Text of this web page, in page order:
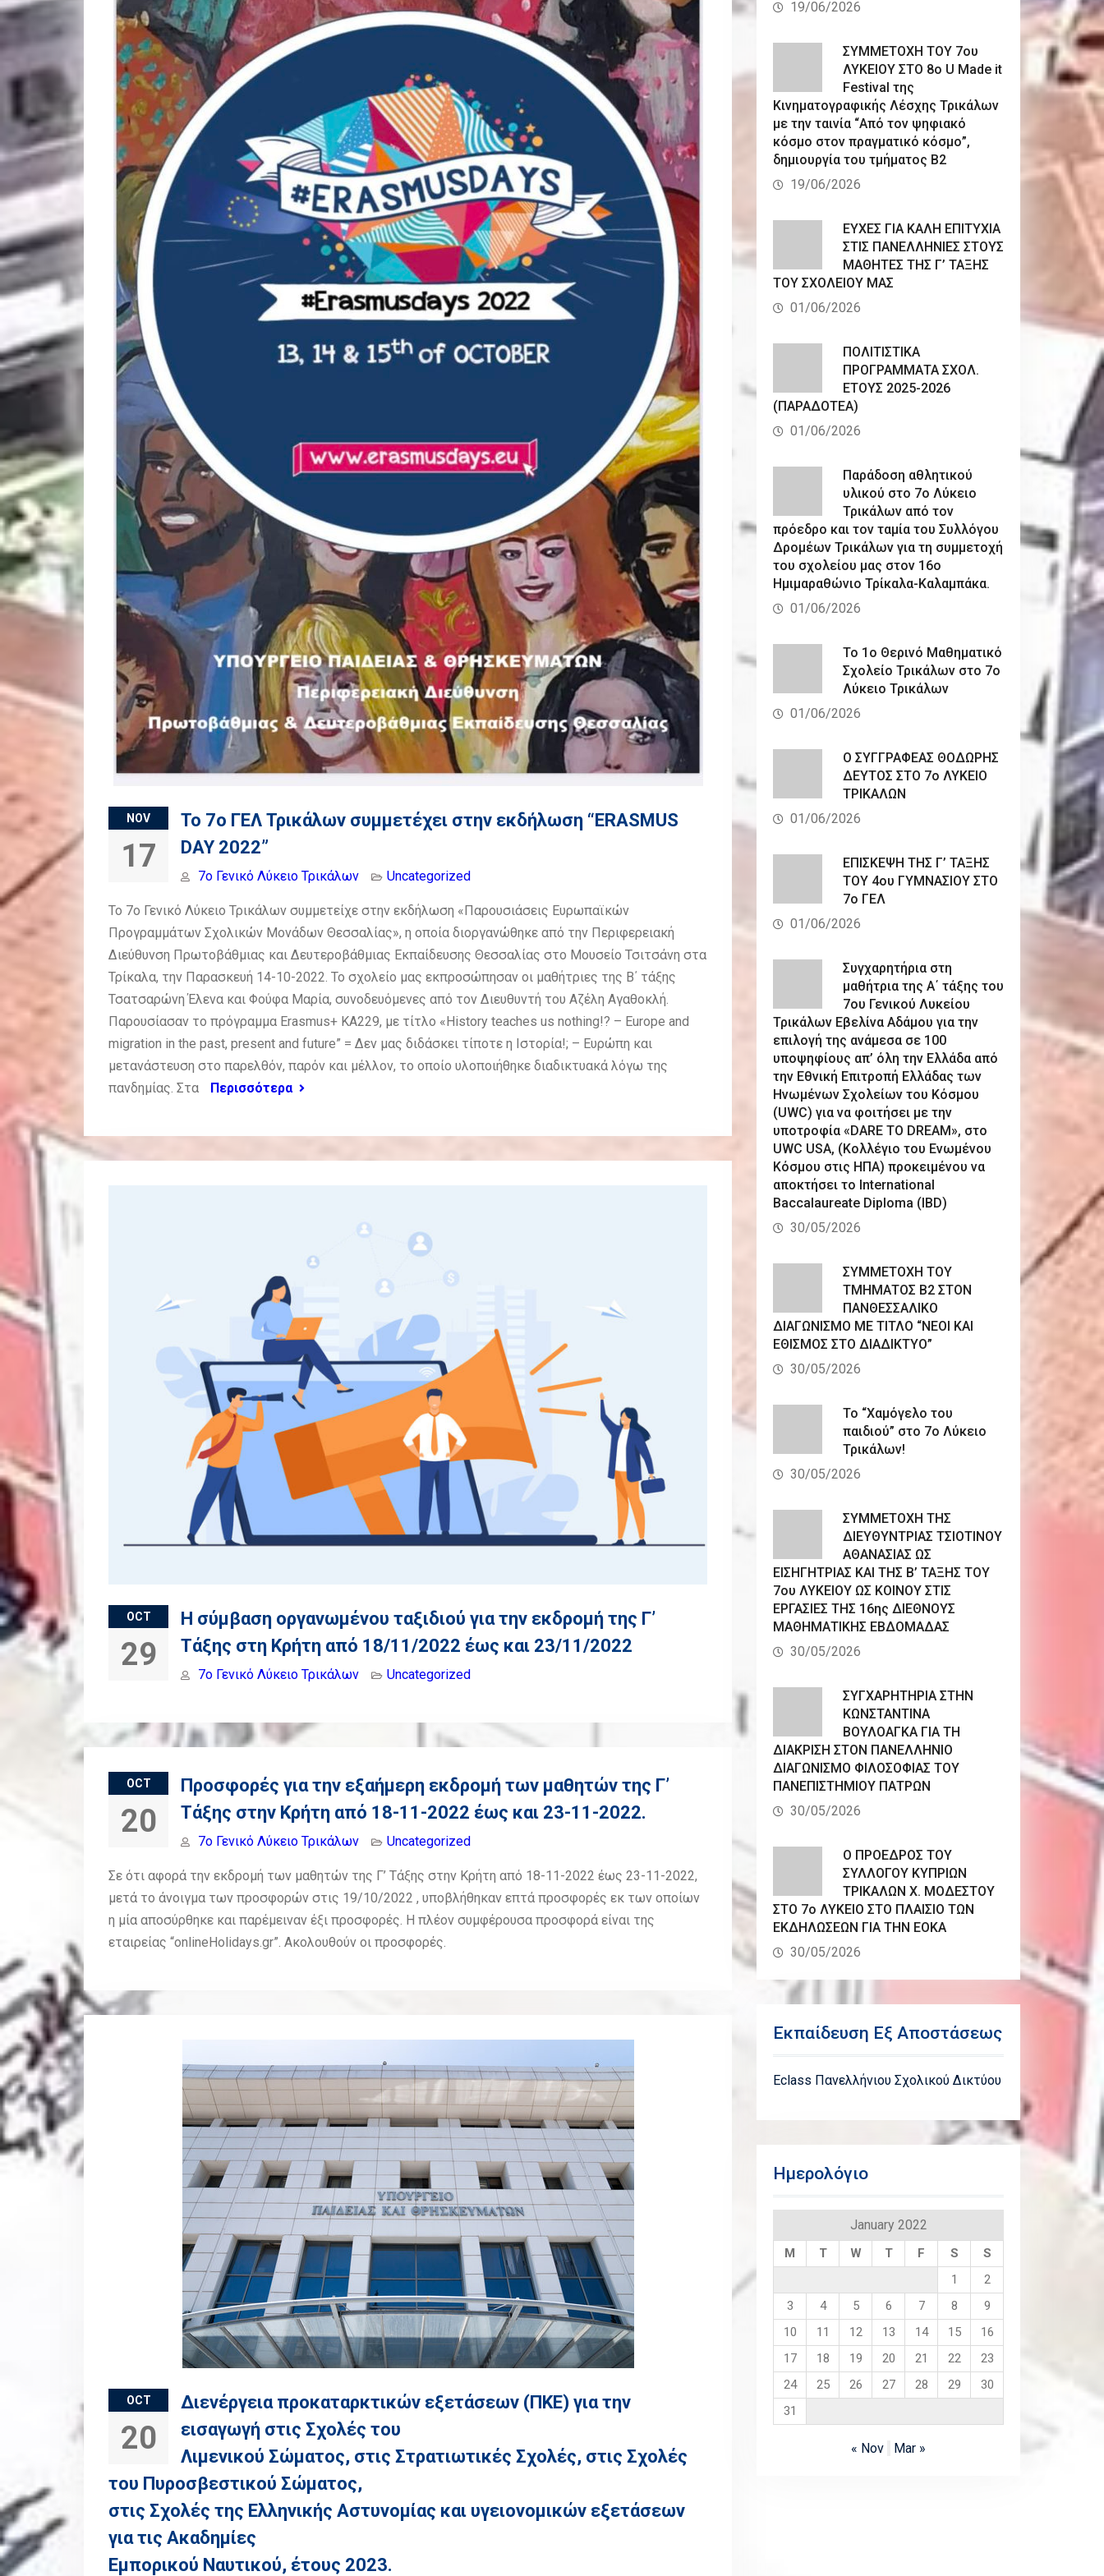
Το 1ο Θερινό
Μαθηματικό Σχολείο
Τρικάλων στο 7ο Λύκειο
Τρικάλων
Ο ΣΥΓΓΡΑΦΕΑΣ ΘΟΔΩΡΗΣ
ΔΕΥΤΟΣ ΣΤΟ 7ο ΛΥΚΕΙΟ
ΤΡΙΚΑΛΩΝ
ΕΠΙΣΚΕΨΗ ΤΗΣ Γ’ ΤΑΞΗΣ
ΤΟΥ 4ου ΓΥΜΝΑΣΙΟΥ ΣΤΟ
7ο ΓΕΛ
ΕΣΩΤΕΡΙΚΗ ΑΞΙΟΛΟΓΗΣΗ
7ου ΛΥΚΕΙΟΥ ΤΡΙΚΑΛΩΝ
ΣΧΟΛ. ΕΤΟΥΣ 2025-2026
(ΣΥΝΟΠΤΙΚΗ)
ΣΥΜΜΕΤΟΧΗ ΤΟΥ 7ου
ΛΥΚΕΙΟΥ ΣΤΟ 8ο U Made it
Festival της
Κινηματογραφικής
Λέσχης Τρικάλων με την
ταινία “Από τον
ψηφιακό κόσμο στον
πραγματικό κόσμο”,
δημιουργία του
τμήματος Β2
NOV
17
Το 7ο ΓΕΛ Τρικάλων συμμετέχει στην εκδήλωση “ERASMUS
DAY 2022”
7o Γενικό Λύκειο Τρικάλων Uncategorized
Το 7ο Γενικό Λύκειο Τρικάλων συμμετείχε στην εκδήλωση «Παρουσιάσεις Ευρωπαϊκών
Προγραμμάτων Σχολικών Μονάδων Θεσσαλίας», η οποία διοργανώθηκε από την Περιφερειακή
Διεύθυνση Πρωτοβάθμιας και Δευτεροβάθμιας Εκπαίδευσης Θεσσαλίας στο Μουσείο Τσιτσάνη στα
Τρίκαλα, την Παρασκευή 14-10-2022. Το σχολείο μας εκπροσώπησαν οι μαθήτριες της Β΄ τάξης
Τσατσαρώνη Έλενα και Φούφα Μαρία, συνοδευόμενες από τον Διευθυντή του Αζέλη Αγαθοκλή.
Παρουσίασαν το πρόγραμμα Erasmus+ KA229, με τίτλο «History teaches us nothing!? – Europe and
migration in the past, present and future” = Δεν μας διδάσκει τίποτε η Ιστορία!; – Ευρώπη και
μετανάστευση στο παρελθόν, παρόν και μέλλον, το οποίο υλοποιήθηκε διαδικτυακά λόγω της
πανδημίας. Στα
Περισσότερα
OCT
29
Η σύμβαση οργανωμένου ταξιδιού για την εκδρομή της Γ’
Τάξης στη Κρήτη από 18/11/2022 έως και 23/11/2022
7o Γενικό Λύκειο Τρικάλων Uncategorized
OCT
20
Προσφορές για την εξαήμερη εκδρομή των μαθητών της Γ’
Τάξης στην Κρήτη από 18-11-2022 έως και 23-11-2022.
7o Γενικό Λύκειο Τρικάλων Uncategorized
Σε ότι αφορά την εκδρομή των μαθητών της Γ’ Τάξης στην Κρήτη από 18-11-2022 έως 23-11-2022,
μετά το άνοιγμα των προσφορών στις 19/10/2022 , υποβλήθηκαν επτά προσφορές εκ των οποίων
η μία αποσύρθηκε και παρέμειναν έξι προσφορές. Η πλέον συμφέρουσα προσφορά είναι της
εταιρείας “onlineHolidays.gr”. Ακολουθούν οι προσφορές.
OCT
20
Διενέργεια προκαταρκτικών εξετάσεων (ΠΚΕ) για την
εισαγωγή στις Σχολές του
Λιμενικού Σώματος, στις Στρατιωτικές Σχολές, στις Σχολές
του Πυροσβεστικού Σώματος,
στις Σχολές της Ελληνικής Αστυνομίας και υγειονομικών εξετάσεων
για τις Ακαδημίες
Εμπορικού Ναυτικού, έτους 2023.
19/06/2026
ΣΥΜΜΕΤΟΧΗ ΤΟΥ 7ου
ΛΥΚΕΙΟΥ ΣΤΟ 8ο U Made it
Festival της
Κινηματογραφικής Λέσχης Τρικάλων
με την ταινία “Από τον ψηφιακό
κόσμο στον πραγματικό κόσμο”,
δημιουργία του τμήματος Β2
19/06/2026
ΕΥΧΕΣ ΓΙΑ ΚΑΛΗ ΕΠΙΤΥΧΙΑ
ΣΤΙΣ ΠΑΝΕΛΛΗΝΙΕΣ ΣΤΟΥΣ
ΜΑΘΗΤΕΣ ΤΗΣ Γ’ ΤΑΞΗΣ
ΤΟΥ ΣΧΟΛΕΙΟΥ ΜΑΣ
01/06/2026
ΠΟΛΙΤΙΣΤΙΚΑ
ΠΡΟΓΡΑΜΜΑΤΑ ΣΧΟΛ.
ΕΤΟΥΣ 2025-2026
(ΠΑΡΑΔΟΤΕΑ)
01/06/2026
Παράδοση αθλητικού
υλικού στο 7ο Λύκειο
Τρικάλων από τον
πρόεδρο και τον ταμία του Συλλόγου
Δρομέων Τρικάλων για τη συμμετοχή
του σχολείου μας στον 16ο
Ημιμαραθώνιο Τρίκαλα-Καλαμπάκα.
01/06/2026
Το 1ο Θερινό Μαθηματικό
Σχολείο Τρικάλων στο 7ο
Λύκειο Τρικάλων
01/06/2026
Ο ΣΥΓΓΡΑΦΕΑΣ ΘΟΔΩΡΗΣ
ΔΕΥΤΟΣ ΣΤΟ 7ο ΛΥΚΕΙΟ
ΤΡΙΚΑΛΩΝ
01/06/2026
ΕΠΙΣΚΕΨΗ ΤΗΣ Γ’ ΤΑΞΗΣ
ΤΟΥ 4ου ΓΥΜΝΑΣΙΟΥ ΣΤΟ
7ο ΓΕΛ
01/06/2026
Συγχαρητήρια στη
μαθήτρια της Α΄ τάξης του
7ου Γενικού Λυκείου
Τρικάλων Εβελίνα Αδάμου για την
επιλογή της ανάμεσα σε 100
υποψηφίους απ’ όλη την Ελλάδα από
την Εθνική Επιτροπή Ελλάδας των
Ηνωμένων Σχολείων του Κόσμου
(UWC) για να φοιτήσει με την
υποτροφία «DARE TO DREAM», στο
UWC USA, (Κολλέγιο του Ενωμένου
Κόσμου στις ΗΠΑ) προκειμένου να
αποκτήσει το International
Baccalaureate Diploma (IBD)
30/05/2026
ΣΥΜΜΕΤΟΧΗ ΤΟΥ
ΤΜΗΜΑΤΟΣ Β2 ΣΤΟΝ
ΠΑΝΘΕΣΣΑΛΙΚΟ
ΔΙΑΓΩΝΙΣΜΟ ΜΕ ΤΙΤΛΟ “ΝΕΟΙ ΚΑΙ
ΕΘΙΣΜΟΣ ΣΤΟ ΔΙΑΔΙΚΤΥΟ”
30/05/2026
Το “Χαμόγελο του
παιδιού” στο 7ο Λύκειο
Τρικάλων!
30/05/2026
ΣΥΜΜΕΤΟΧΗ ΤΗΣ
ΔΙΕΥΘΥΝΤΡΙΑΣ ΤΣΙΟΤΙΝΟΥ
ΑΘΑΝΑΣΙΑΣ ΩΣ
ΕΙΣΗΓΗΤΡΙΑΣ ΚΑΙ ΤΗΣ Β’ ΤΑΞΗΣ ΤΟΥ
7ου ΛΥΚΕΙΟΥ ΩΣ ΚΟΙΝΟΥ ΣΤΙΣ
ΕΡΓΑΣΙΕΣ ΤΗΣ 16ης ΔΙΕΘΝΟΥΣ
ΜΑΘΗΜΑΤΙΚΗΣ ΕΒΔΟΜΑΔΑΣ
30/05/2026
ΣΥΓΧΑΡΗΤΗΡΙΑ ΣΤΗΝ
ΚΩΝΣΤΑΝΤΙΝΑ
ΒΟΥΛΟΑΓΚΑ ΓΙΑ ΤΗ
ΔΙΑΚΡΙΣΗ ΣΤΟΝ ΠΑΝΕΛΛΗΝΙΟ
ΔΙΑΓΩΝΙΣΜΟ ΦΙΛΟΣΟΦΙΑΣ ΤΟΥ
ΠΑΝΕΠΙΣΤΗΜΙΟΥ ΠΑΤΡΩΝ
30/05/2026
Ο ΠΡΟΕΔΡΟΣ ΤΟΥ
ΣΥΛΛΟΓΟΥ ΚΥΠΡΙΩΝ
ΤΡΙΚΑΛΩΝ Χ. ΜΟΔΕΣΤΟΥ
ΣΤΟ 7ο ΛΥΚΕΙΟ ΣΤΟ ΠΛΑΙΣΙΟ ΤΩΝ
ΕΚΔΗΛΩΣΕΩΝ ΓΙΑ ΤΗΝ ΕΟΚΑ
30/05/2026
Εκπαίδευση Εξ Αποστάσεως
Eclass Πανελλήνιου Σχολικού Δικτύου
Ημερολόγιο
January 2022
M T W T F S
S
1
2
3
4 5 6 7 8
9
10
11 12 13 14 15
16
17
18 19 20 21 22
23
24
25 26 27 28 29
30
31
« Nov Mar »